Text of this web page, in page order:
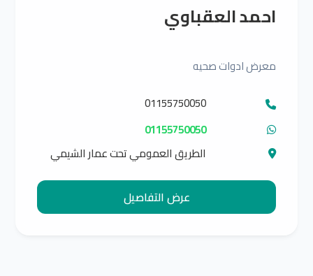
احمد العقباوي
معرض ادوات صحيه
01155750050
01155750050
الطريق العمومي تحت عمار الشيمي
عرض التفاصيل